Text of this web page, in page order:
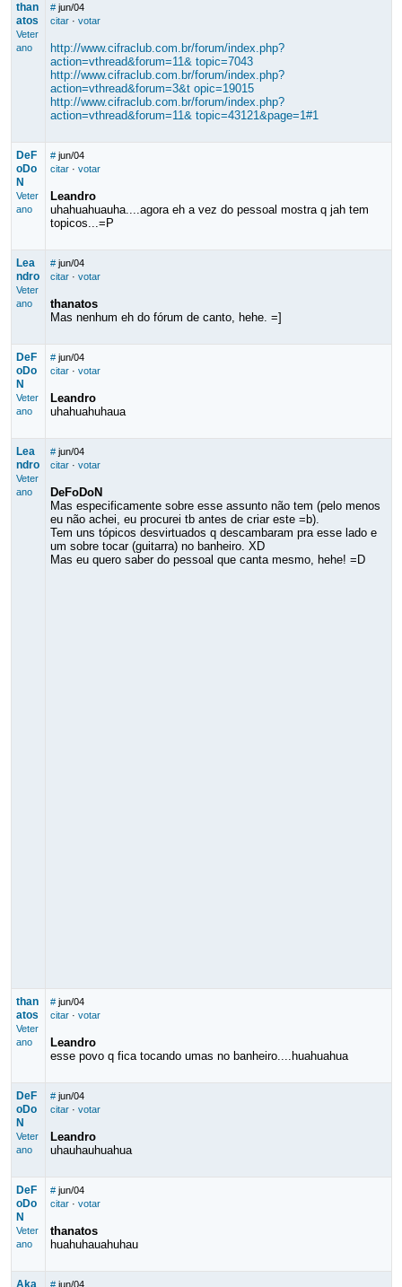
than
atos
Veter
ano
# jun/04
citar· votar
http://www.cifraclub.com.br/forum/index.php?
action=vthread&forum=11& topic=7043
http://www.cifraclub.com.br/forum/index.php?
action=vthread&forum=3&t opic=19015
http://www.cifraclub.com.br/forum/index.php?
action=vthread&forum=11& topic=43121&page=1#1
DeF
oDo
N
Veter
ano
# jun/04
citar· votar
Leandro
uhahuahuauha....agora eh a vez do pessoal mostra q jah tem
topicos...=P
Lea
ndro
Veter
ano
# jun/04
citar· votar
thanatos
Mas nenhum eh do fórum de canto, hehe. =]
DeF
oDo
N
Veter
ano
# jun/04
citar· votar
Leandro
uhahuahuhaua
Lea
ndro
Veter
ano
# jun/04
citar· votar
DeFoDoN
Mas especificamente sobre esse assunto não tem (pelo menos
eu não achei, eu procurei tb antes de criar este =b).
Tem uns tópicos desvirtuados q descambaram pra esse lado e
um sobre tocar (guitarra) no banheiro. XD
Mas eu quero saber do pessoal que canta mesmo, hehe! =D
than
atos
Veter
ano
# jun/04
citar· votar
Leandro
esse povo q fica tocando umas no banheiro....huahuahua
DeF
oDo
N
Veter
ano
# jun/04
citar· votar
Leandro
uhauhauhuahua
DeF
oDo
N
Veter
ano
# jun/04
citar· votar
thanatos
huahuhauahuhau
Aka # jun/04